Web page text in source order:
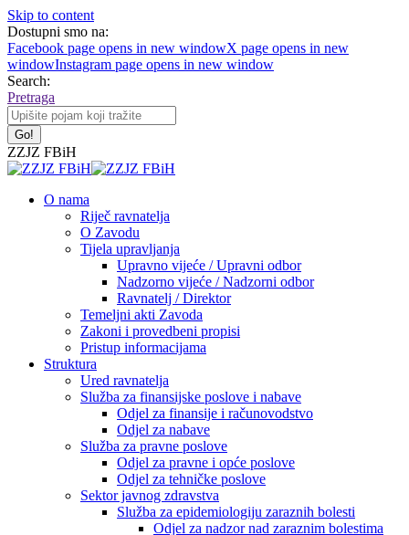
Skip to content
Dostupni smo na:
Facebook page opens in new windowX page opens in new
windowInstagram page opens in new window
Search:
Pretraga
ZZJZ FBiH
O nama
Riječ ravnatelja
O Zavodu
Tijela upravljanja
Upravno vijeće / Upravni odbor
Nadzorno vijeće / Nadzorni odbor
Ravnatelj / Direktor
Temeljni akti Zavoda
Zakoni i provedbeni propisi
Pristup informacijama
Struktura
Ured ravnatelja
Služba za finansijske poslove i nabave
Odjel za finansije i računovodstvo
Odjel za nabave
Služba za pravne poslove
Odjel za pravne i opće poslove
Odjel za tehničke poslove
Sektor javnog zdravstva
Služba za epidemiologiju zaraznih bolesti
Odjel za nadzor nad zaraznim bolestima